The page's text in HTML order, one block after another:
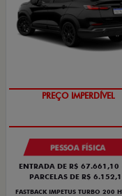
PREÇO IMPERDÍVEL
PESSOA FÍSICA
ENTRADA DE R$
PARCELAS DE R$
FASTBACK IMPETUS TURBO 200